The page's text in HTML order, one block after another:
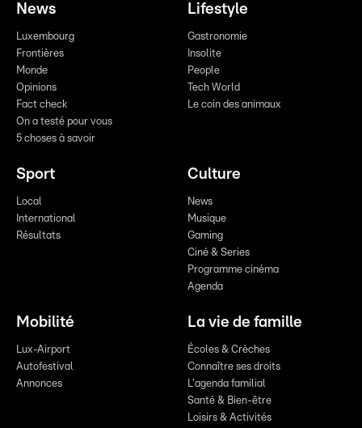
News
Luxembourg
Frontières
Monde
Opinions
Fact check
On a testé pour vous
5 choses à savoir
Lifestyle
Gastronomie
Insolite
People
Tech World
Le coin des animaux
Sport
Local
International
Résultats
Culture
News
Musique
Gaming
Ciné & Series
Programme cinéma
Agenda
Mobilité
Lux-Airport
Autofestival
Annonces
La vie de famille
Écoles & Crèches
Connaître ses droits
L'agenda familial
Santé & Bien-être
Loisirs & Activités